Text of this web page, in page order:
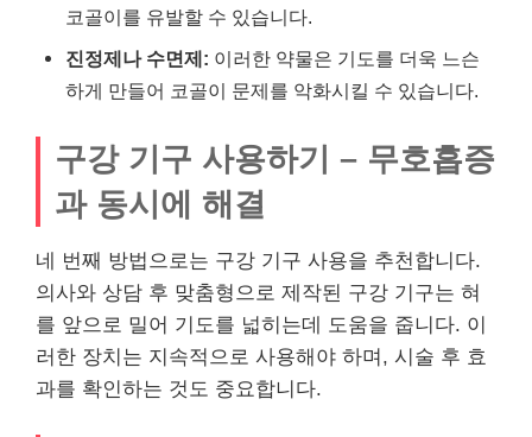
코골이를 유발할 수 있습니다.
진정제나 수면제: 이러한 약물은 기도를 더욱 느슨
하게 만들어 코골이 문제를 악화시킬 수 있습니다.
구강 기구 사용하기 – 무호흡증
과 동시에 해결
네 번째 방법으로는 구강 기구 사용을 추천합니다.
의사와 상담 후 맞춤형으로 제작된 구강 기구는 혀
를 앞으로 밀어 기도를 넓히는데 도움을 줍니다. 이
러한 장치는 지속적으로 사용해야 하며, 시술 후 효
과를 확인하는 것도 중요합니다.